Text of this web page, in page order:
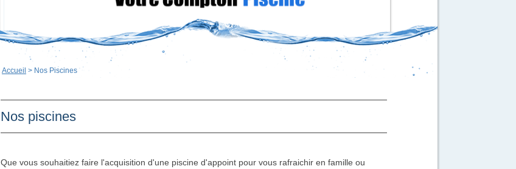
Accueil > Nos Piscines
Nos piscines
Que vous souhaitiez faire l'acquisition d'une piscine d'appoint pour vous rafraichir en famille ou